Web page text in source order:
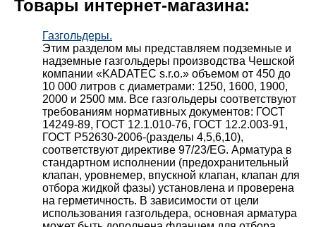
Товары интернет-магазина:
Газгольдеры.
Этим разделом мы представляем подземные и
надземные газгольдеры производства Чешской
компании «KADATEC s.r.o.» объемом от 450 до
10 000 литров с диаметрами: 1250, 1600, 1900,
2000 и 2500 мм. Все газгольдеры соответствуют
требованиям нормативных документов: ГОСТ
14249-89, ГОСТ 12.1.010-76, ГОСТ 12.2.003-91,
ГОСТ Р52630-2006-(разделы 4,5,6,10),
соответствуют директиве 97/23/EG. Арматура в
стандартном исполнении (предохранительный
клапан, уровнемер, впускной клапан, клапан для
отбора жидкой фазы) установлена и проверена
на герметичность. В зависимости от цели
использования газгольдера, основная арматура